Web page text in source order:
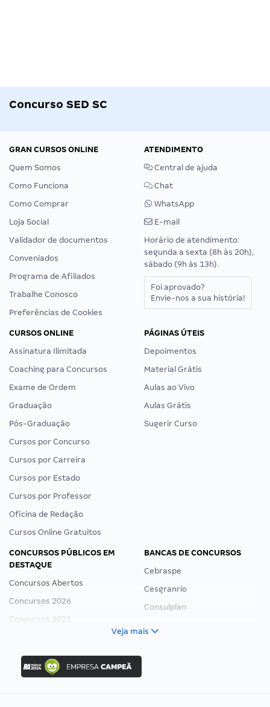
Concurso SED SC
GRAN CURSOS ONLINE
Quem Somos
Como Funciona
Como Comprar
Loja Social
Validador de documentos
Conveniados
Programa de Afiliados
Trabalhe Conosco
Preferências de Cookies
ATENDIMENTO
Central de ajuda
Chat
WhatsApp
E-mail
Horário de atendimento:
segunda a sexta (8h às 20h),
sábado (9h às 13h).
Foi aprovado?
Envie-nos a sua história!
CURSOS ONLINE
Assinatura Ilimitada
Coaching para Concursos
Exame de Ordem
Graduação
Pós-Graduação
Cursos por Concurso
Cursos por Carreira
Cursos por Estado
Cursos por Professor
Oficina de Redação
Cursos Online Gratuitos
PÁGINAS ÚTEIS
Depoimentos
Material Grátis
Aulas ao Vivo
Aulas Grátis
Sugerir Curso
CONCURSOS PÚBLICOS EM
DESTAQUE
Concursos Abertos
Concursos 2026
Concursos 2025
Concurso Ibama
Concurso MPU
Editais publicados
BANCAS DE CONCURSOS
Cebraspe
Cesgranrio
Consulplan
Veja mais